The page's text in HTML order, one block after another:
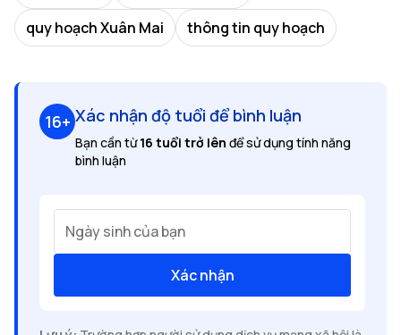
quy hoạch Xuân Mai
thông tin quy hoạch
16+ Xác nhận độ tuổi để bình luận
Bạn cần từ16 tuổi trở lên để sử dụng tính năng
bình luận
Ngày sinh của bạn
Xác nhận